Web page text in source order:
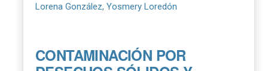
Lorena González, Yosmery Loredón
CONTAMINACIÓN POR